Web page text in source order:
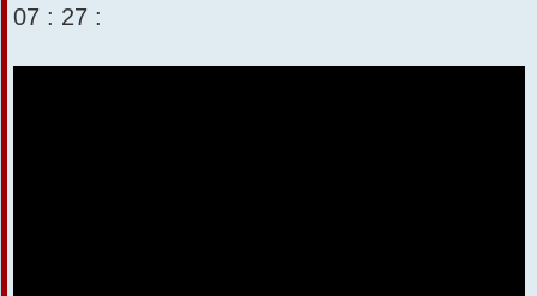
07 : 27 :